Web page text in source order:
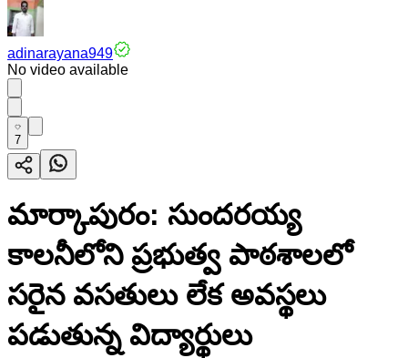
adinarayana949
No video available
7
మార్కాపురం: సుందరయ్య
కాలనీలోని ప్రభుత్వ పాఠశాలలో
సరైన వసతులు లేక అవస్థలు
పడుతున్న విద్యార్థులు